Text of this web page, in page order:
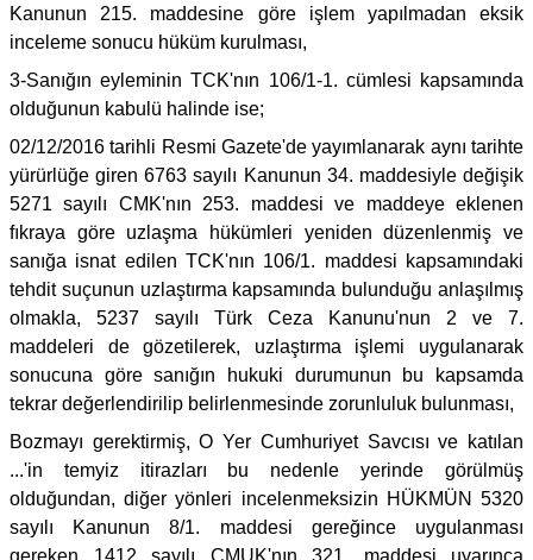
Kanunun 215. maddesine göre işlem yapılmadan eksik
inceleme sonucu hüküm kurulması,
3-Sanığın eyleminin TCK'nın 106/1-1. cümlesi kapsamında
olduğunun kabulü halinde ise;
02/12/2016 tarihli Resmi Gazete'de yayımlanarak aynı tarihte
yürürlüğe giren 6763 sayılı Kanunun 34. maddesiyle değişik
5271 sayılı CMK'nın 253. maddesi ve maddeye eklenen
fıkraya göre uzlaşma hükümleri yeniden düzenlenmiş ve
sanığa isnat edilen TCK'nın 106/1. maddesi kapsamındaki
tehdit suçunun uzlaştırma kapsamında bulunduğu anlaşılmış
olmakla, 5237 sayılı Türk Ceza Kanunu'nun 2 ve 7.
maddeleri de gözetilerek, uzlaştırma işlemi uygulanarak
sonucuna göre sanığın hukuki durumunun bu kapsamda
tekrar değerlendirilip belirlenmesinde zorunluluk bulunması,
Bozmayı gerektirmiş, O Yer Cumhuriyet Savcısı ve katılan
...'in temyiz itirazları bu nedenle yerinde görülmüş
olduğundan, diğer yönleri incelenmeksizin HÜKMÜN 5320
sayılı Kanunun 8/1. maddesi gereğince uygulanması